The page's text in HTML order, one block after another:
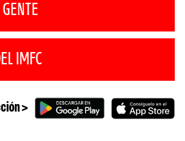
IMFC
>